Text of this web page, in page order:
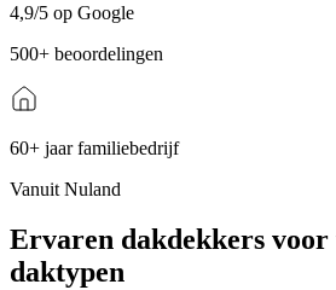
4,9/5 op Google
500+ beoordelingen
60+ jaar familiebedrijf
Vanuit Nuland
Ervaren dakdekkers voor
daktypen